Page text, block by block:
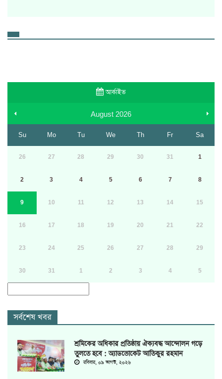
আর্কাইভ
August 2026
Su Mo Tu We Th Fr Sa
26 27 28 29 30 31 1
2 3 4 5 6 7 8
9 10 11 12 13 14 15
16 17 18 19 20 21 22
23 24 25 26 27 28 29
30 31 1 2 3 4 5
সর্বশেষ খবর
শ্রমিকের অধিকার প্রতিষ্ঠায় ঐক্যবদ্ধ আন্দোলন গড়ে
তুলতে হবে : অ্যাডভোকেট আতিকুর রহমান
রবিবার, ০৯ আগস্ট, ২০২৬